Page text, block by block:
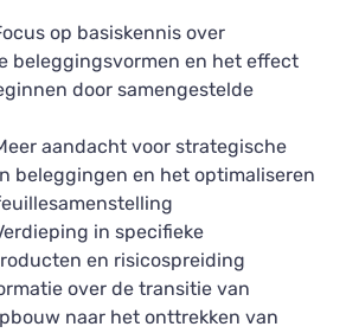
op basiskennis over
beleggingsvormen en het effect
door samengestelde
aandacht voor strategische
beleggingen en het optimaliseren
in specifieke
en risicospreiding
over de transitie van
naar het onttrekken van